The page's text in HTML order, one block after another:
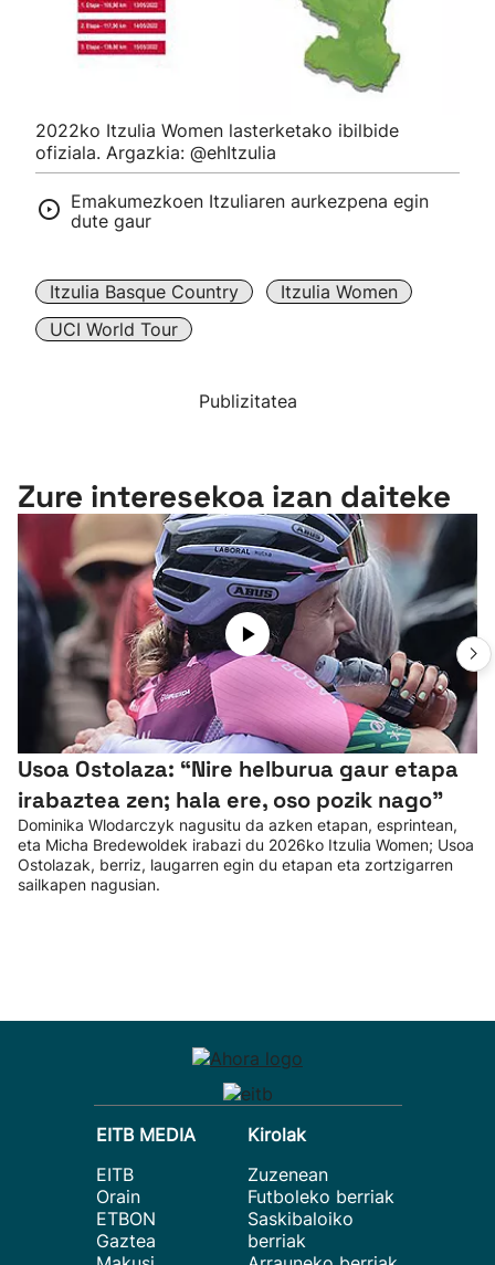
2022ko Itzulia Women lasterketako ibilbide
ofiziala. Argazkia: @ehItzulia
Emakumezkoen Itzuliaren aurkezpena egin
dute gaur
Itzulia Basque Country
Itzulia Women
UCI World Tour
Publizitatea
Zure interesekoa izan daiteke
Usoa Ostolaza: “Nire helburua gaur etapa
irabaztea zen; hala ere, oso pozik nago”
Dominika Wlodarczyk nagusitu da azken etapan, esprintean,
eta Micha Bredewoldek irabazi du 2026ko Itzulia Women; Usoa
Ostolazak, berriz, laugarren egin du etapan eta zortzigarren
sailkapen nagusian.
EITB MEDIA
EITB
Orain
ETBON
Gaztea
Kirolak
Zuzenean
Futboleko berriak
Saskibaloiko
berriak